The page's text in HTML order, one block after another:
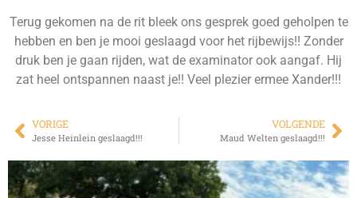
Terug gekomen na de rit bleek ons gesprek goed geholpen te
hebben en ben je mooi geslaagd voor het rijbewijs!! Zonder
druk ben je gaan rijden, wat de examinator ook aangaf. Hij
zat heel ontspannen naast je!! Veel plezier ermee Xander!!!
VORIGE
Jesse Heinlein geslaagd!!!
VOLGENDE
Maud Welten geslaagd!!!